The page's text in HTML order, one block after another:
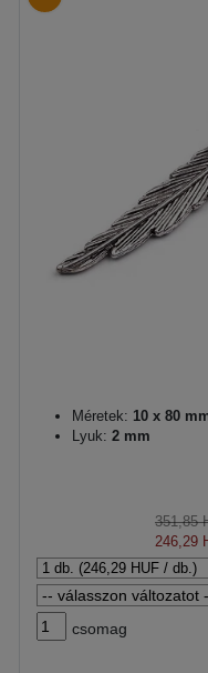
Méretek: 10 x 80
Lyuk: 2 mm
351,85
246,29
csomag